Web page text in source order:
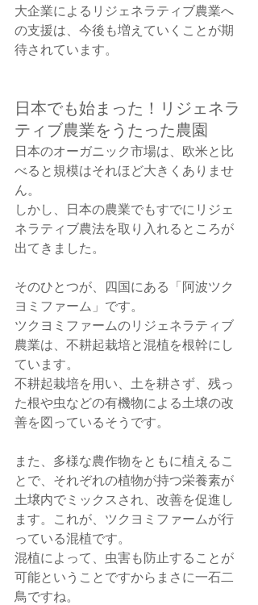
大企業によるリジェネラティブ農業へ
の支援は、今後も増えていくことが期
待されています。
日本でも始まった！リジェネラ
ティブ農業をうたった農園
日本のオーガニック市場は、欧米と比
べると規模はそれほど大きくありませ
ん。
しかし、日本の農業でもすでにリジェ
ネラティブ農法を取り入れるところが
出てきました。
そのひとつが、四国にある「阿波ツク
ヨミファーム」です。
ツクヨミファームのリジェネラティブ
農業は、不耕起栽培と混植を根幹にし
ています。
不耕起栽培を用い、土を耕さず、残っ
た根や虫などの有機物による土壌の改
善を図っているそうです。
また、多様な農作物をともに植えるこ
とで、それぞれの植物が持つ栄養素が
土壌内でミックスされ、改善を促進し
ます。これが、ツクヨミファームが行
っている混植です。
混植によって、虫害も防止することが
可能ということですからまさに一石二
鳥ですね。